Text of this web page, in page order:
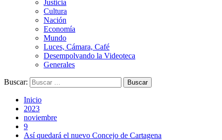
Justicia
Cultura
Nación
Economía
Mundo
Luces, Cámara, Café
Desempolvando la Videoteca
Generales
Buscar:
Inicio
2023
noviembre
9
Así quedará el nuevo Concejo de Cartagena